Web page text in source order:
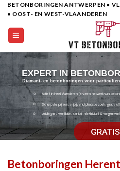
Skip
content
BETONBORINGEN ANTWERPEN •
• OOST- EN WEST-VLAANDEREN
EXPERT IN
Diamant- en betonboringen voor
Actief in heel Vlaanderen (ervaren netwerk van
Scherpste prijzen, vrijbijvend plaatsbezoek, gratis
Leidingen, ventilatie, sanitair, elektriciteit &
Betonboringen